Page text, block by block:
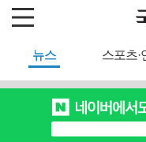
뉴스 스포츠·